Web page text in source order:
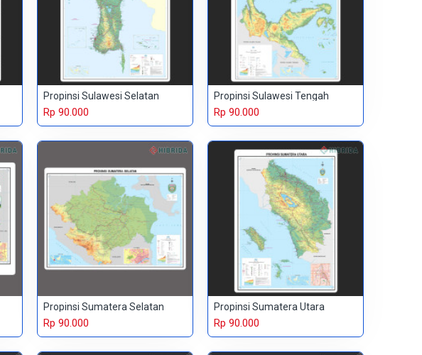
Propinsi Sulawesi Selatan
Rp 90.000
Propinsi Sulawesi Tengah
Rp 90.000
Propinsi Sumatera Selatan
Rp 90.000
Propinsi Sumatera Utara
Rp 90.000